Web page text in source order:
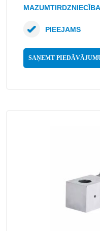
SAŅEMT
PIEEJAMS